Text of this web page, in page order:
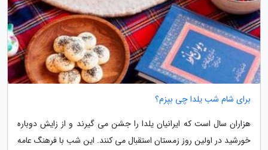
برای شام شب یلدا چی بپزم؟
هزاران سال است که ایرانیان یلدا را جشن می گیرند و از زایش دوباره
خورشید در اولین روز زمستان استقبال می کنند. این شب با فرهنگ عامه